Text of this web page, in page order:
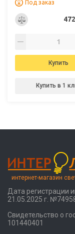
Под заказ
Купить
Купить в 1
интернет-магазин
Дата регистрации
21.05.2025 г.
Свидетельство о
101440401